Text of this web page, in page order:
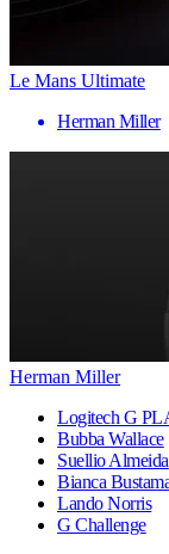
Le Mans Ultimate
Herman Miller
Herman Miller
Logitech G
Bubba Wallace
Suellio Almeida
Bianca
Lando Norris
G Challenge